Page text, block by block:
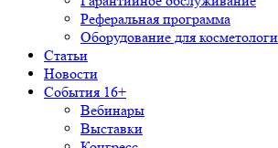
Реферальная программа
Оборудование для
Статьи
Новости
События 16+
Вебинары
Выставки